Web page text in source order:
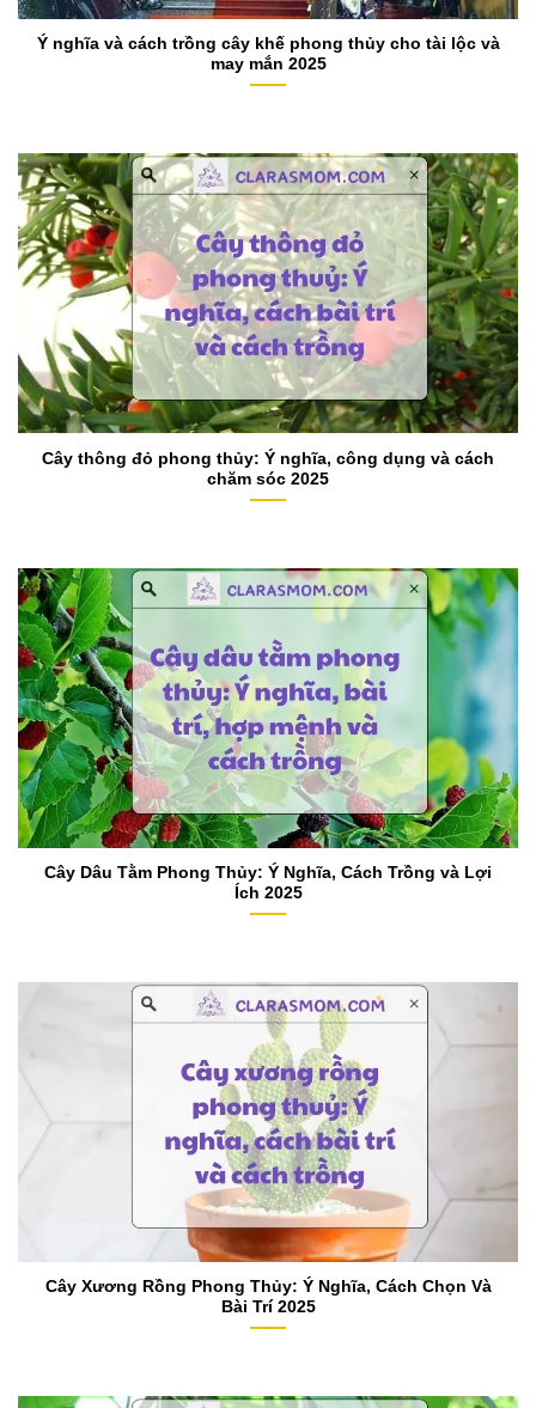
Ý nghĩa và cách trồng cây khế phong thủy cho tài lộc và
may mắn 2025
Cây thông đỏ phong thủy: Ý nghĩa, công dụng và cách
chăm sóc 2025
Cây Dâu Tằm Phong Thủy: Ý Nghĩa, Cách Trồng và Lợi
Ích 2025
Cây Xương Rồng Phong Thủy: Ý Nghĩa, Cách Chọn Và
Bài Trí 2025